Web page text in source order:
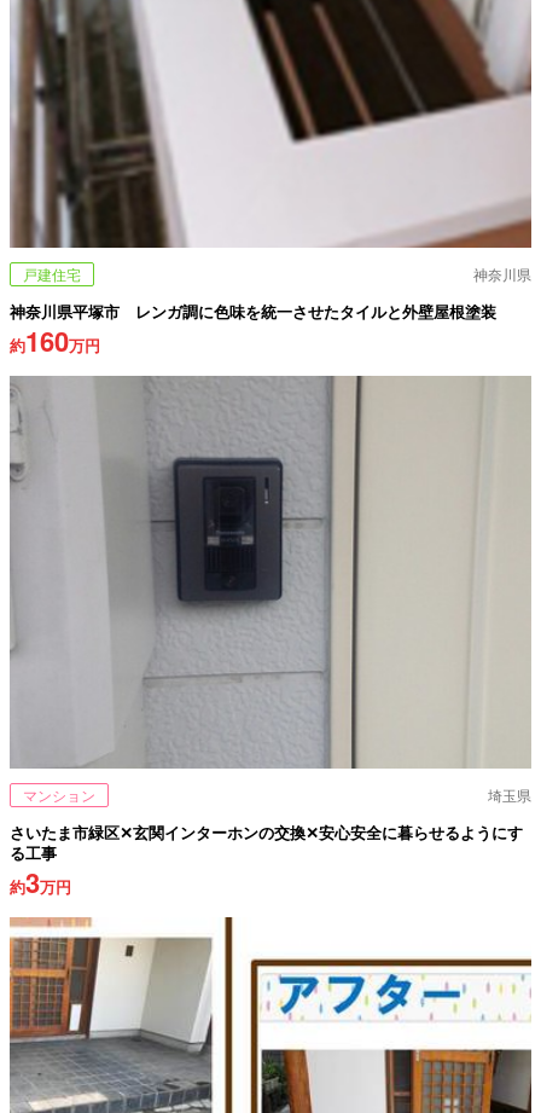
戸建住宅 神奈川県
神奈川県平塚市 レンガ調に色味を統一させたタイルと外壁屋根塗装
約160万円
マンション 埼玉県
さいたま市緑区✕玄関インターホンの交換✕安心安全に暮らせるようにす
る工事
約3万円